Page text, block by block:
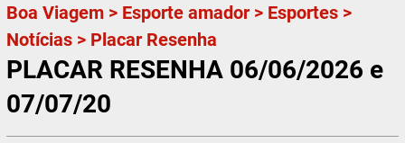
Boa Viagem > Esporte amador > Esportes >
Notícias > Placar Resenha
PLACAR RESENHA 06/06/2026 e
07/07/20